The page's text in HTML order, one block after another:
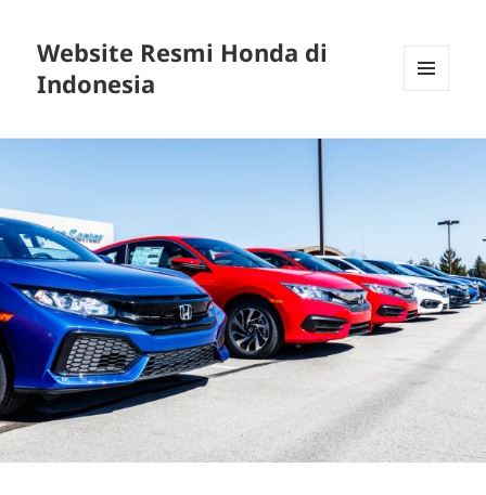
Website Resmi Honda di
Indonesia
WIDGET